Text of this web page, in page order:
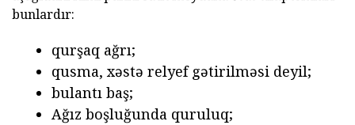
bunlardır:
qurşaq ağrı;
qusma, xəstə relyef gətirilməsi deyil;
bulantı baş;
Ağız boşluğunda quruluq;